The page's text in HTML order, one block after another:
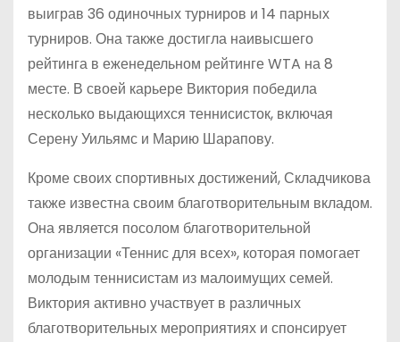
выиграв 36 одиночных турниров и 14 парных
турниров. Она также достигла наивысшего
рейтинга в еженедельном рейтинге WTA на 8
месте. В своей карьере Виктория победила
несколько выдающихся теннисисток, включая
Серену Уильямс и Марию Шарапову.
Кроме своих спортивных достижений, Складчикова
также известна своим благотворительным вкладом.
Она является посолом благотворительной
организации «Теннис для всех», которая помогает
молодым теннисистам из малоимущих семей.
Виктория активно участвует в различных
благотворительных мероприятиях и спонсирует